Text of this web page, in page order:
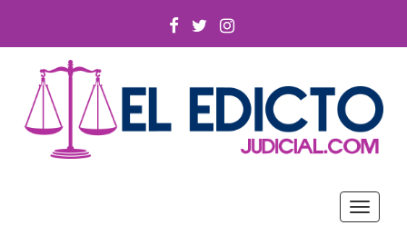
FACEBOOK
TWITTERINSTAGRAM
Toggle